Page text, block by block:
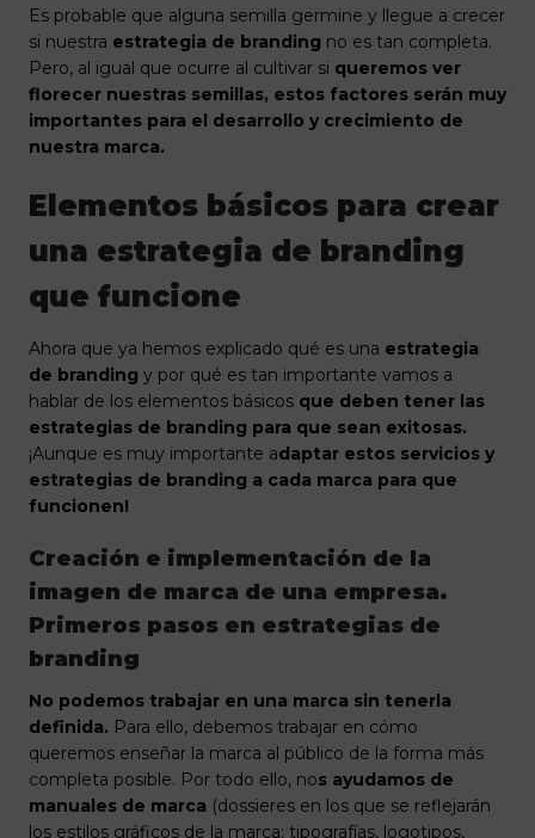
Es probable que alguna semilla germine y llegue a crecer
si nuestra estrategia de branding no es tan completa.
Pero, al igual que ocurre al cultivar si queremos ver
florecer nuestras semillas, estos factores serán muy
importantes para el desarrollo y crecimiento de
nuestra marca.
Elementos básicos para crear
una estrategia de branding
que funcione
Ahora que ya hemos explicado qué es una estrategia
de branding y por qué es tan importante vamos a
hablar de los elementos básicos que deben tener las
estrategias de branding para que sean exitosas.
¡Aunque es muy importante adaptar estos servicios y
estrategias de branding a cada marca para que
funcionen!
Creación e implementación de la
imagen de marca de una empresa.
Primeros pasos en estrategias de
branding
No podemos trabajar en una marca sin tenerla
definida. Para ello, debemos trabajar en cómo
queremos enseñar la marca al público de la forma más
completa posible. Por todo ello, nos ayudamos de
manuales de marca (dossieres en los que se reflejarán
los estilos gráficos de la marca; tipografías, logotipos,